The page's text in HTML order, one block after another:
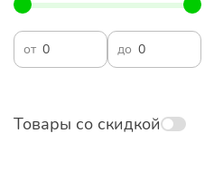
от до
Товары со скидкой